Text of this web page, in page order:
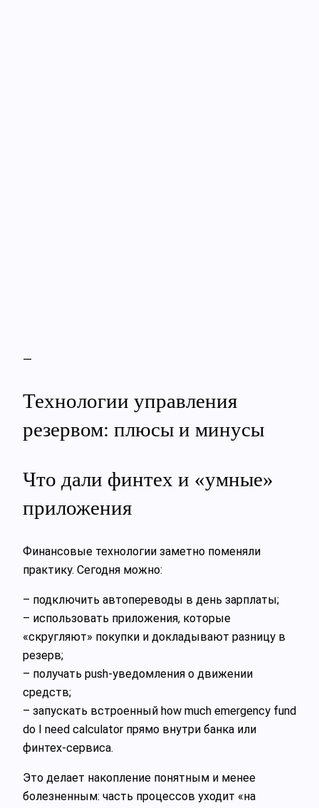
—
Технологии управления
резервом: плюсы и минусы
Что дали финтех и «умные»
приложения
Финансовые технологии заметно поменяли
практику. Сегодня можно:
– подключить автопереводы в день зарплаты;
– использовать приложения, которые
«скругляют» покупки и докладывают разницу в
резерв;
– получать push‑уведомления о движении
средств;
– запускать встроенный how much emergency fund
do I need calculator прямо внутри банка или
финтех‑сервиса.
Это делает накопление понятным и менее
болезненным: часть процессов уходит «на